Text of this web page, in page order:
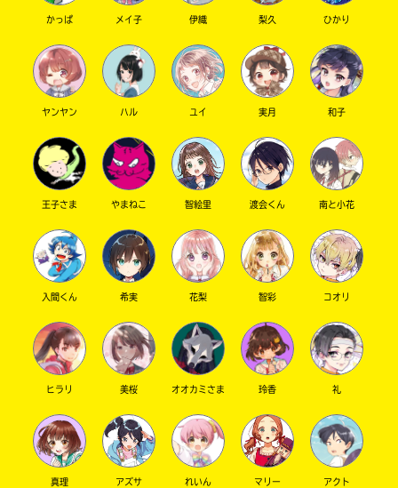
Loading .
だったのにびっくりした！！
麗月ひいろさんへ
キミノマチへようこそ！
ゆずの葉っぱです。
これからよろしくね〜！！
同学年だ！アニメ、普段何見てるの？
花音へ
意見割れさせちゃってごめん…w
結局花音が決めることだから、
私たちは花音が決めたことに反対しないし、
もいいかもね！
ファイト！
なっぴーさんへ
キミノマチへようこそ！
ゆずの葉っぱです。
これからよろしくね〜！
私も歴バス、初リミ好きだよ！
かっぱ メイ子 伊織 梨久 ひかり
ヤンヤン ハル ユイ 実月 和子
王子さま やまねこ 智絵里 渡会くん 南と小花
入間くん 希実 花梨 智彩 コオリ
ヒラリ 美桜 オオカミさま 玲香 礼
真理 アズサ れいん マリー アクト
入